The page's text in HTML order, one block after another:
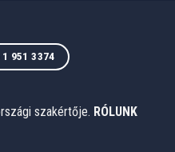
1 951 3374
szakértője. RÓLUNK